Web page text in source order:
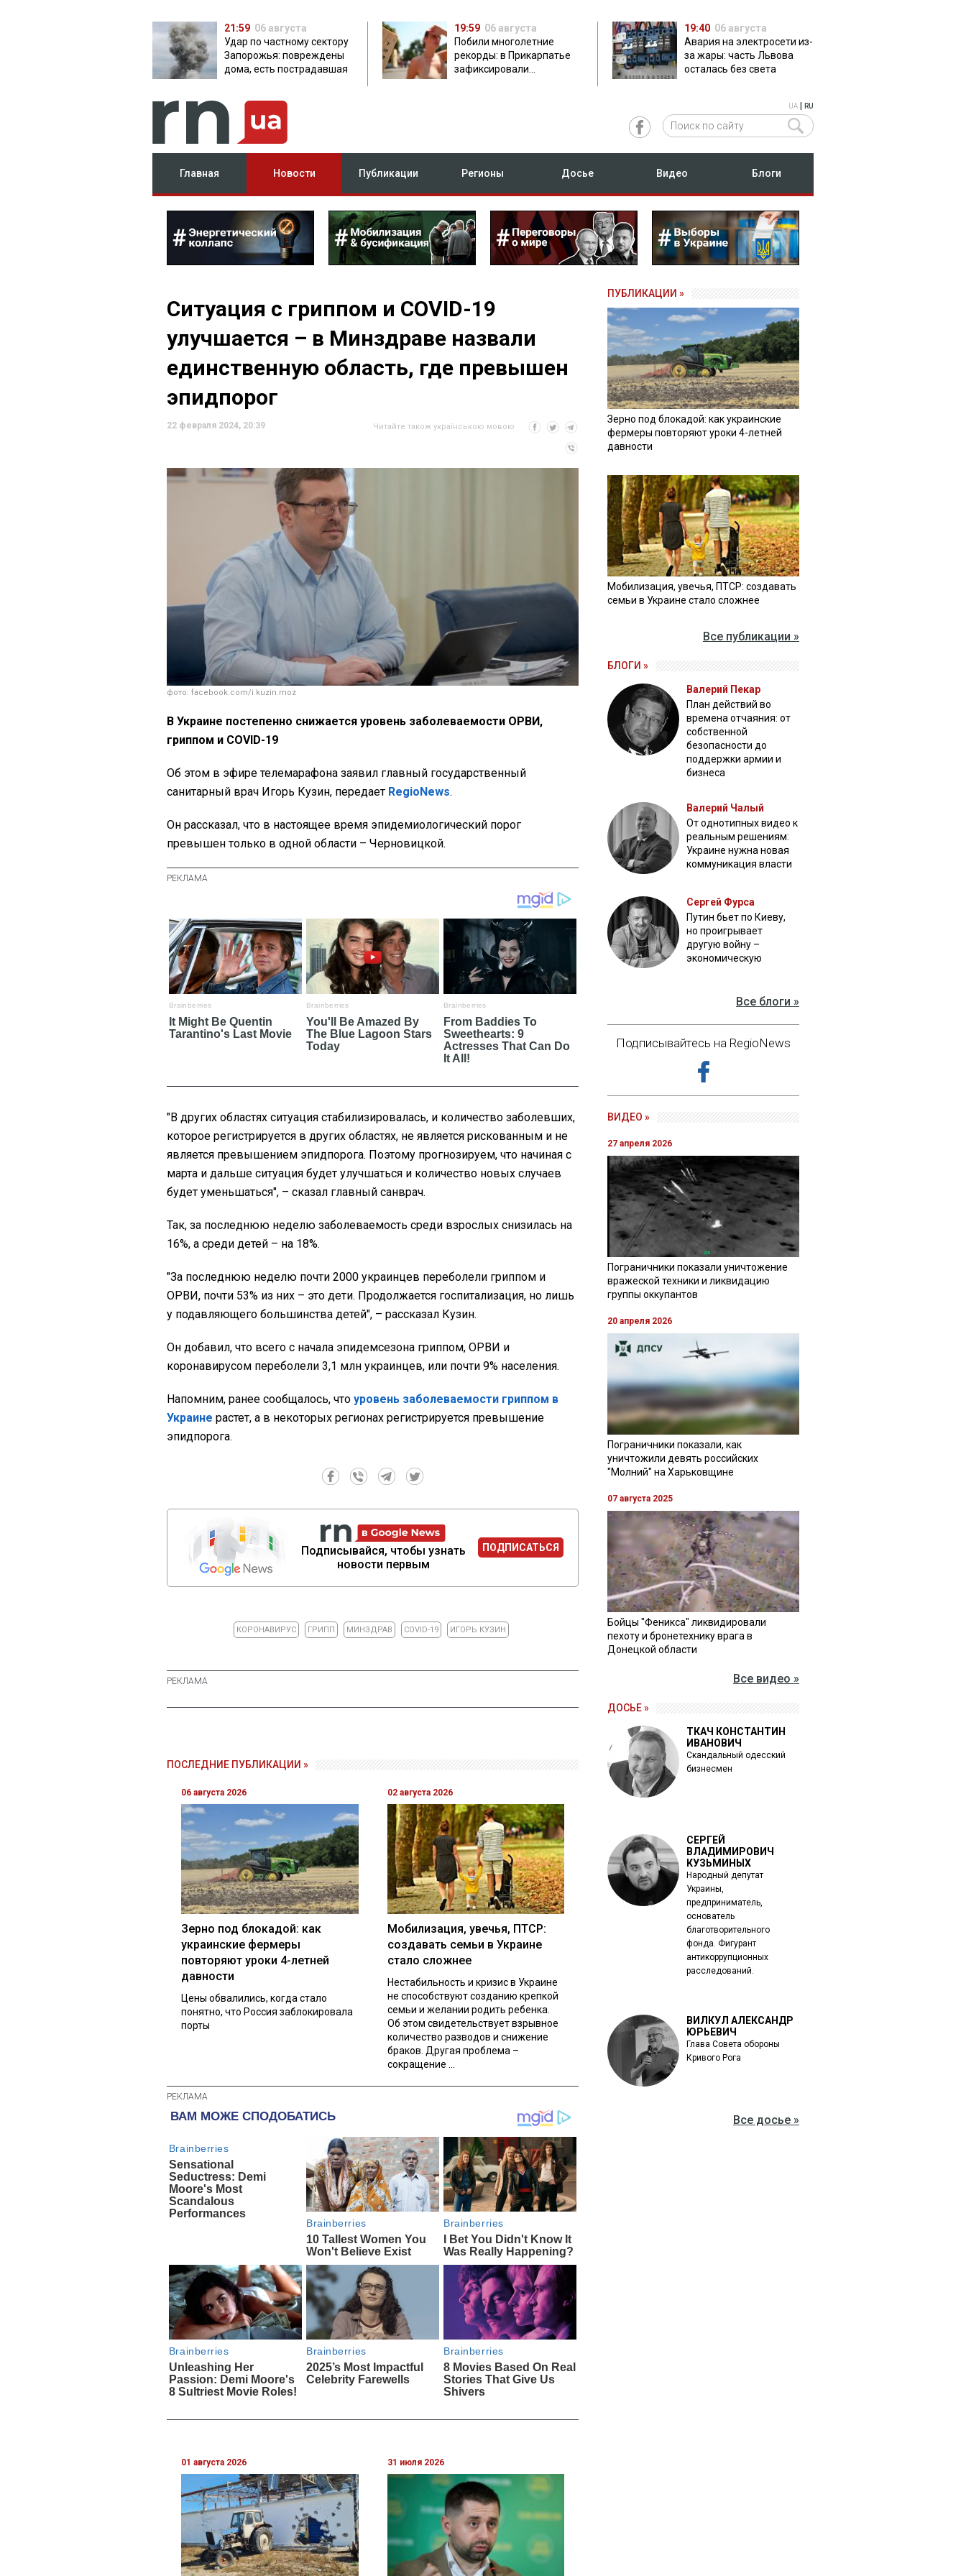
21:59 06 августа
Удар по частному сектору
Запорожья: повреждены
дома, есть пострадавшая
19:59 06 августа
Побили многолетние
рекорды: в Прикарпатье
зафиксировали
19:40 06 августа
Авария на электросети из-
за жары: часть Львова
осталась без света
UA RU
Главная Новости Публикации Регионы Досье Видео Блоги
Ситуация с гриппом и COVID-19
улучшается – в Минздраве назвали
единственную область, где превышен
эпидпорог
22 февраля 2024, 20:39 Читайте також українською мовою
фото: facebook.com/i.kuzin.moz
В Украине постепенно снижается уровень заболеваемости ОРВИ,
гриппом и COVID-19
Об этом в эфире телемарафона заявил главный государственный
санитарный врач Игорь Кузин, передает RegioNews.
Он рассказал, что в настоящее время эпидемиологический порог
превышен только в одной области – Черновицкой.
"В других областях ситуация стабилизировалась, и количество заболевших,
которое регистрируется в других областях, не является рискованным и не
является превышением эпидпорога. Поэтому прогнозируем, что начиная с
марта и дальше ситуация будет улучшаться и количество новых случаев
будет уменьшаться", – сказал главный санврач.
Так, за последнюю неделю заболеваемость среди взрослых снизилась на
16%, а среди детей – на 18%.
"За последнюю неделю почти 2000 украинцев переболели гриппом и
ОРВИ, почти 53% из них – это дети. Продолжается госпитализация, но лишь
у подавляющего большинства детей", – рассказал Кузин.
Он добавил, что всего с начала эпидемсезона гриппом, ОРВИ и
коронавирусом переболели 3,1 млн украинцев, или почти 9% населения.
Напомним, ранее сообщалось, что уровень заболеваемости гриппом в
Украине растет, а в некоторых регионах регистрируется превышение
эпидпорога.
Подписывайся, чтобы узнать
новости первым
ПОДПИСАТЬСЯ
КОРОНАВИРУС ГРИПП МИНЗДРАВ COVID-19 ИГОРЬ КУЗИН
ПОСЛЕДНИЕ ПУБЛИКАЦИИ »
06 августа 2026
Зерно под блокадой: как
украинские фермеры
повторяют уроки 4-летней
давности
Цены обвалились, когда стало
понятно, что Россия заблокировала
порты
02 августа 2026
Мобилизация, увечья, ПТСР:
создавать семьи в Украине
стало сложнее
Нестабильность и кризис в Украине
не способствуют созданию крепкой
семьи и желании родить ребенка.
Об этом свидетельствует взрывное
количество разводов и снижение
браков. Другая проблема –
сокращение ...
01 августа 2026 31 июля 2026
ПУБЛИКАЦИИ »
Зерно под блокадой: как украинские
фермеры повторяют уроки 4-летней
давности
Мобилизация, увечья, ПТСР: создавать
семьи в Украине стало сложнее
Все публикации »
БЛОГИ »
Валерий Пекар
План действий во
времена отчаяния: от
собственной
безопасности до
поддержки армии и
бизнеса
Валерий Чалый
От однотипных видео к
реальным решениям:
Украине нужна новая
коммуникация власти
Сергей Фурса
Путин бьет по Киеву,
но проигрывает
другую войну –
экономическую
Все блоги »
Подписывайтесь на RegioNews
ВИДЕО »
27 апреля 2026
Пограничники показали уничтожение
вражеской техники и ликвидацию
группы оккупантов
20 апреля 2026
Пограничники показали, как
уничтожили девять российских
"Молний" на Харьковщине
07 августа 2025
Бойцы "Феникса" ликвидировали
пехоту и бронетехнику врага в
Донецкой области
Все видео »
ДОСЬЕ »
ТКАЧ КОНСТАНТИН
ИВАНОВИЧ
Скандальный одесский
бизнесмен
СЕРГЕЙ
ВЛАДИМИРОВИЧ
КУЗЬМИНЫХ
Народный депутат
Украины,
предприниматель,
основатель
благотворительного
фонда. Фигурант
антикоррупционных
расследований.
ВИЛКУЛ АЛЕКСАНДР
ЮРЬЕВИЧ
Глава Совета обороны
Кривого Рога
Все досье »